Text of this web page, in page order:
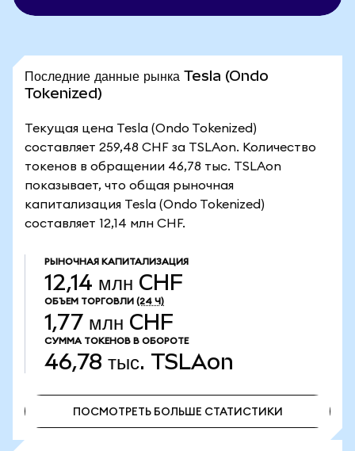
Последние данные рынка Tesla (Ondo
Tokenized)
Текущая цена Tesla (Ondo Tokenized)
составляет 259,48 CHF за TSLAon. Количество
токенов в обращении 46,78 тыс. TSLAon
показывает, что общая рыночная
капитализация Tesla (Ondo Tokenized)
составляет 12,14 млн CHF.
РЫНОЧНАЯ КАПИТАЛИЗАЦИЯ
12,14 млн CHF
ОБЪЕМ ТОРГОВЛИ (24 Ч)
1,77 млн CHF
СУММА ТОКЕНОВ В ОБОРОТЕ
46,78 тыс. TSLAon
ПОСМОТРЕТЬ БОЛЬШЕ СТАТИСТИКИ